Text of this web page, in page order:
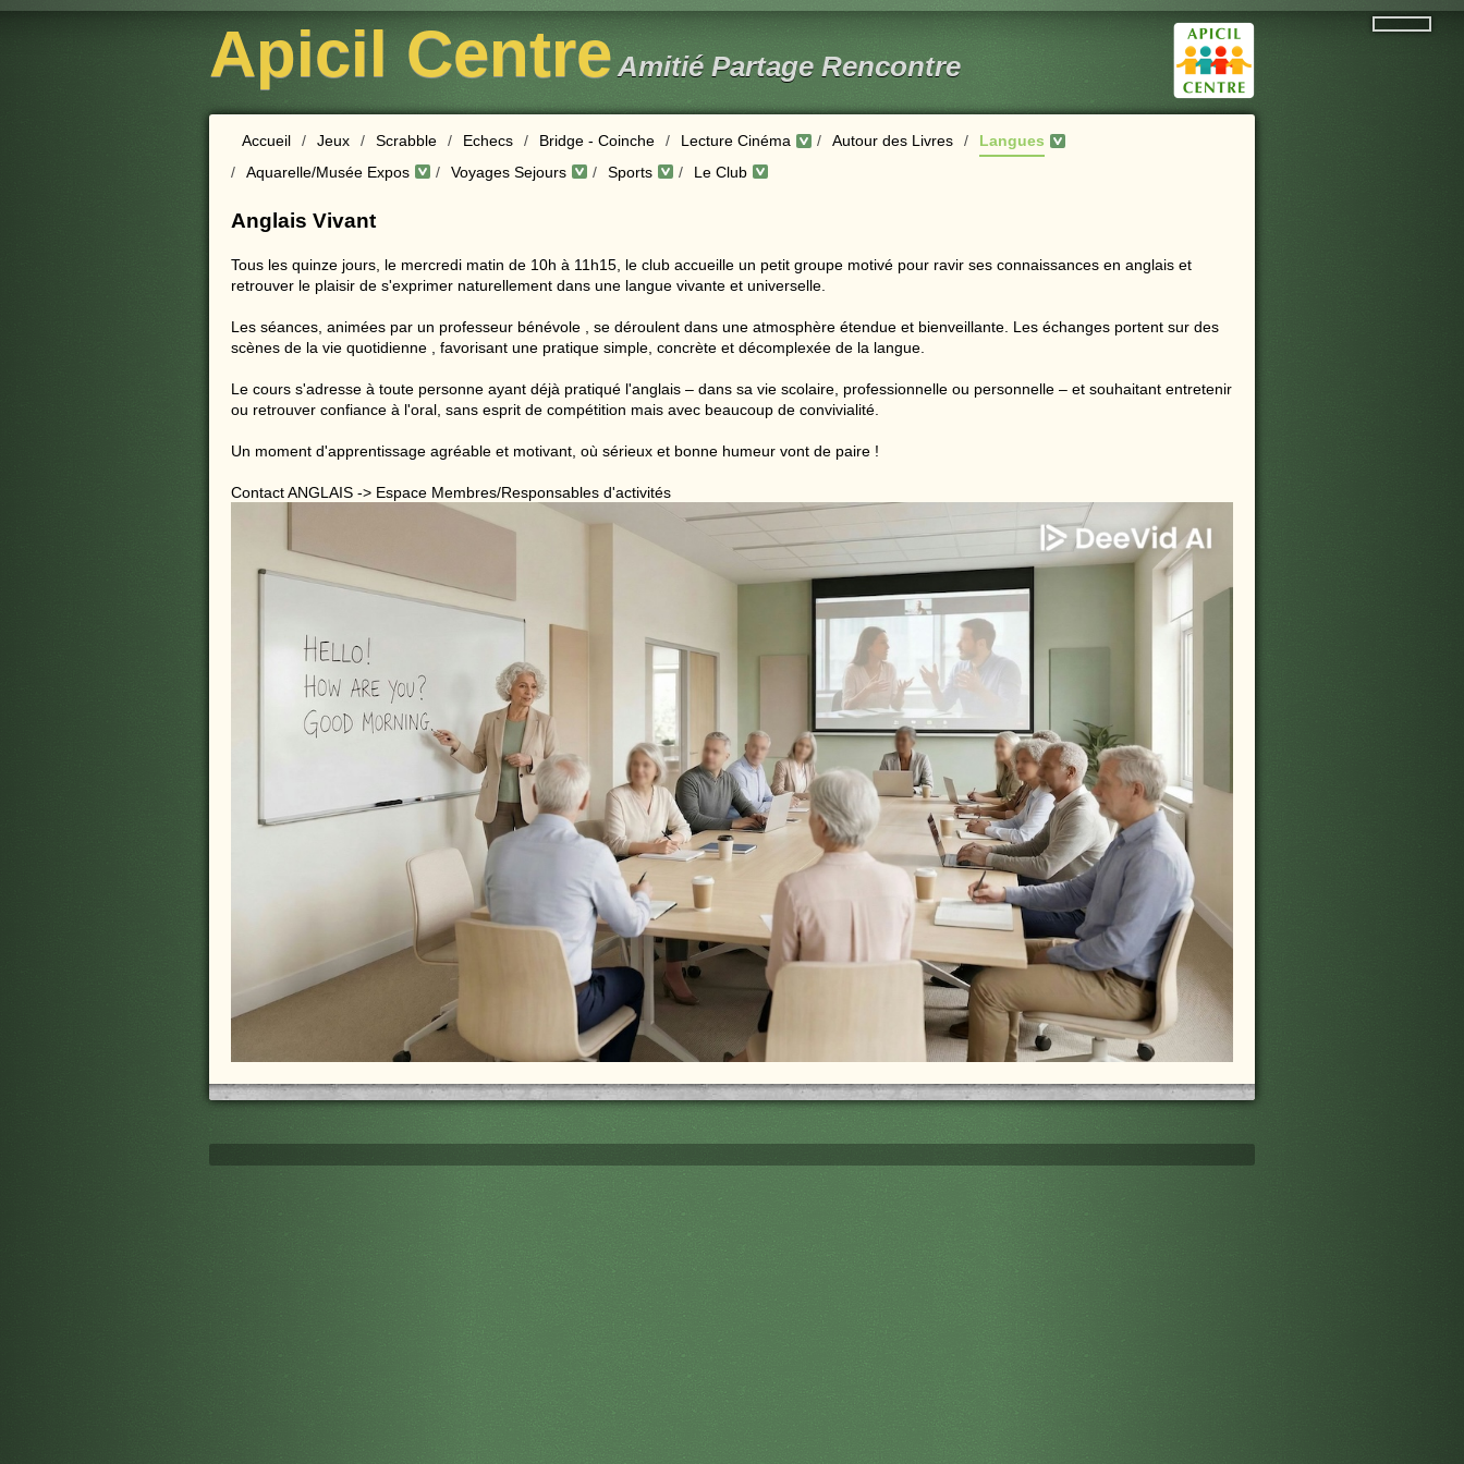
Apicil Centre Amitié Partage Rencontre
Accueil / Jeux / Scrabble / Echecs / Bridge - Coinche / Lecture Cinéma / Autour des Livres /
Langues
/
Aquarelle/Musée Expos / Voyages Sejours / Sports / Le Club
Anglais Vivant
Tous les quinze jours, le mercredi matin de 10h à 11h15, le club accueille un petit groupe motivé pour ravir ses connaissances en anglais et
retrouver le plaisir de s'exprimer naturellement dans une langue vivante et universelle.
Les séances, animées par un professeur bénévole , se déroulent dans une atmosphère étendue et bienveillante. Les échanges portent sur des
scènes de la vie quotidienne , favorisant une pratique simple, concrète et décomplexée de la langue.
Le cours s'adresse à toute personne ayant déjà pratiqué l'anglais – dans sa vie scolaire, professionnelle ou personnelle – et souhaitant entretenir
ou retrouver confiance à l'oral, sans esprit de compétition mais avec beaucoup de convivialité.
Un moment d'apprentissage agréable et motivant, où sérieux et bonne humeur vont de paire !
Contact ANGLAIS -> Espace Membres/Responsables d'activités